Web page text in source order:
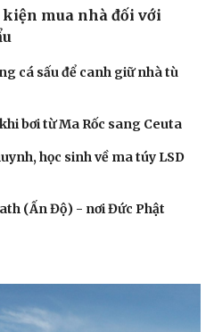
mua nhà đối với
cá sấu để canh giữ nhà tù
bơi từ Ma Rốc sang Ceuta
học sinh về ma túy LSD
(Ấn Độ) - nơi Đức Phật